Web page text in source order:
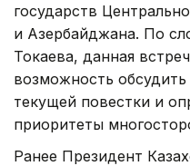
государств
и Азербайджана. По
Токаева, данная
возможность
текущей повестки и
приоритеты
Ранее Президент